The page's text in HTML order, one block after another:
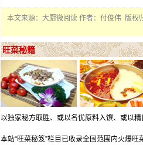
本文来源：大厨微阅读 作者：付俊伟 版权
旺菜秘籍
以独家秘方取胜、或以名优原料入馔、或以
本站“旺菜秘笈”栏目已收录全国范围内火爆